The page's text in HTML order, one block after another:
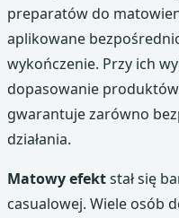
preparatów do
aplikowane
wykończenie. Przy ich
dopasowanie
gwarantuje zarówno
działania.
Matowy efektstał się
casualowej. Wiele osób